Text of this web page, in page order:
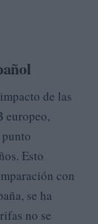
de las
europeo,
Esto
con
se ha
no se